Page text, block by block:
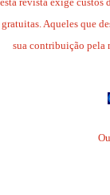
gratuitas. Aqueles que
sua contribuição pela